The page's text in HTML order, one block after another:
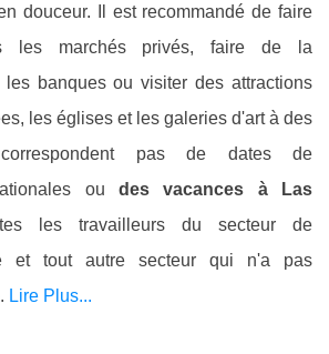
douceur. Il est recommandé de faire
les marchés privés, faire de la
les banques ou visiter des attractions
les églises et les galeries d'art à des
pas de dates de
ou des vacances à Las
les travailleurs du secteur de
et tout autre secteur qui n'a pas
Lire Plus...